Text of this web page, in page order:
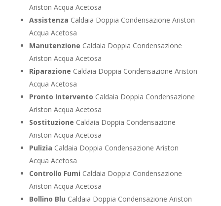
Ariston Acqua Acetosa
Assistenza Caldaia Doppia Condensazione Ariston
Acqua Acetosa
Manutenzione Caldaia Doppia Condensazione
Ariston Acqua Acetosa
Riparazione Caldaia Doppia Condensazione Ariston
Acqua Acetosa
Pronto Intervento Caldaia Doppia Condensazione
Ariston Acqua Acetosa
Sostituzione Caldaia Doppia Condensazione
Ariston Acqua Acetosa
Pulizia Caldaia Doppia Condensazione Ariston
Acqua Acetosa
Controllo Fumi Caldaia Doppia Condensazione
Ariston Acqua Acetosa
Bollino Blu Caldaia Doppia Condensazione Ariston